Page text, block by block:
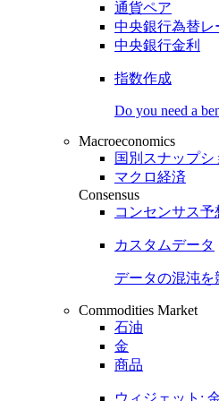
通貨ペア
中央銀行為替レ
中央銀行金利
指数作成
Do you need a
Macroeconomics
国別スナップシ
マクロ経済
Consensus
コンセンサス予
カスタムデータ
データの混沌を
Commodities Market
石油
金
商品
ウィジェット: